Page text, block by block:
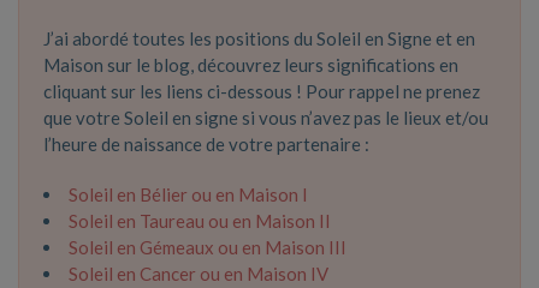
J’ai abordé toutes les positions du Soleil en Signe et en
Maison sur le blog, découvrez leurs significations en
cliquant sur les liens ci-dessous ! Pour rappel ne prenez
que votre Soleil en signe si vous n’avez pas le lieux et/ou
l’heure de naissance de votre partenaire :
Soleil en Bélier ou en Maison I
Soleil en Taureau ou en Maison II
Soleil en Gémeaux ou en Maison III
Soleil en Cancer ou en Maison IV